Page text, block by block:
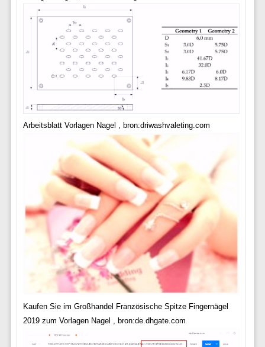
Arbeitsblatt Vorlagen Nagel , bron:driwashvaleting.com
Kaufen Sie im Großhandel Französische Spitze Fingernägel
2019 zum Vorlagen Nagel , bron:de.dhgate.com